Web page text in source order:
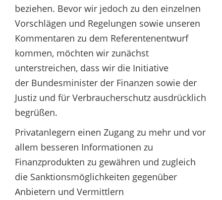
beziehen. Bevor wir jedoch zu den einzelnen
Vorschlägen und Regelungen sowie unseren
Kommentaren zu dem Referentenentwurf
kommen, möchten wir zunächst
unterstreichen, dass wir die Initiative
der Bundesminister der Finanzen sowie der
Justiz und für Verbraucherschutz ausdrücklich
begrüßen.
Privatanlegern einen Zugang zu mehr und vor
allem besseren Informationen zu
Finanzprodukten zu gewähren und zugleich
die Sanktionsmöglichkeiten gegenüber
Anbietern und Vermittlern